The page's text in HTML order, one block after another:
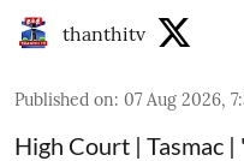
thanthitv
Published on: 07 Aug 2026,
High Court | Tasmac